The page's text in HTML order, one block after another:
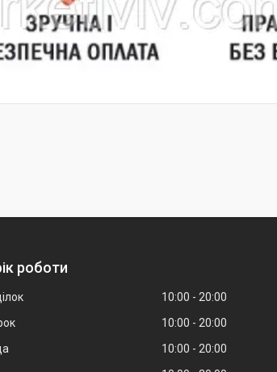
роботи
10:00
20:00
10:00
20:00
10:00
20:00